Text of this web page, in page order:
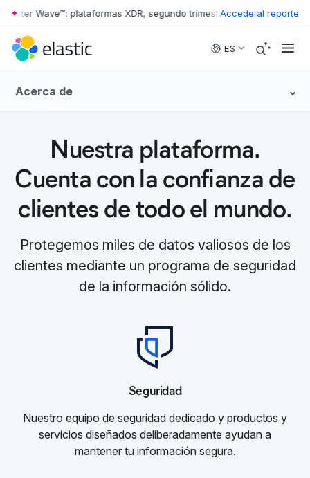
Skip to main content
Wave™: plataformas XDR, segundo trimestre de 2026 • The
Accede al reporte
ES
Acerca de
Nuestra plataforma.
Cuenta con la confianza de
clientes de todo el mundo.
Protegemos miles de datos valiosos de los
clientes mediante un programa de seguridad
de la información sólido.
Seguridad
Nuestro equipo de seguridad dedicado y productos y
servicios diseñados deliberadamente ayudan a
mantener tu información segura.